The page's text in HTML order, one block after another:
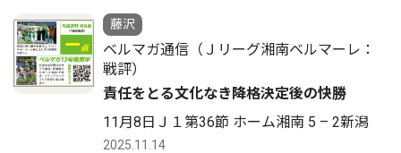
藤沢
ベルマガ通信（Ｊリーグ湘南ベルマーレ：
戦評）
責任をとる文化なき降格決定後の快勝
11月8日Ｊ１第36節 ホーム湘南 5 – 2新潟
2025.11.14